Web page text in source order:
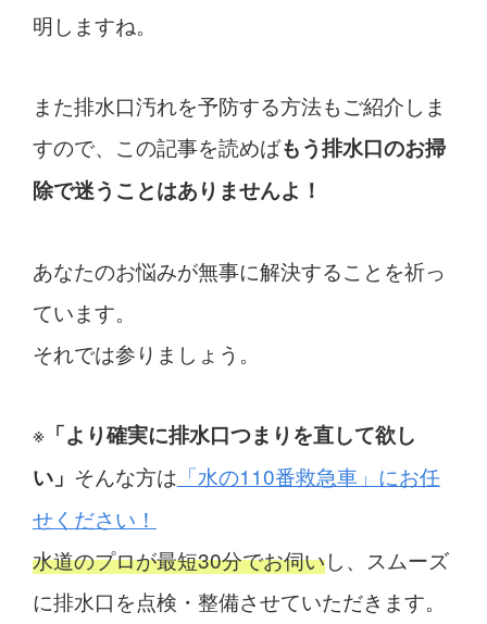
明しますね。
また排水口汚れを予防する方法もご紹介しま
すので、この記事を読めばもう排水口のお掃
除で迷うことはありませんよ！
あなたのお悩みが無事に解決することを祈っ
ています。
それでは参りましょう。
※「より確実に排水口つまりを直して欲し
い」 そんな方は 「水の110番救急車」にお任
せください！
水道のプロが最短30分でお伺いし、スムーズ
に排水口を点検・整備させていただきます。